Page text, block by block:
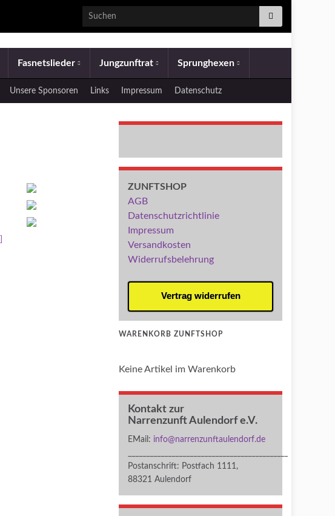
Search for:
Fasnetslieder Jungzunftrat Sprunghexen
Unsere Sponsoren Links Impressum Datenschutz
ZUNFTSHOP
AGB
Datenschutzrichtlinie
Impressum
Versandkosten
Widerrufsbelehrung
Vertrag widerrufen
WARENKORB ZUNFTSHOP
Keine Artikel im Warenkorb
Kontakt zur
Narrenzunft Aulendorf e.V.
EMail: info@narrenzunftaulendorf.de
Postanschrift: Postfach 1111,
88321 Aulendorf